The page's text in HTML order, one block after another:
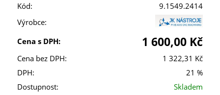
Kód:
9.1549.2414
Výrobce:
Cena s DPH:
1 600,00 Kč
Cena bez DPH:
1 322,31 Kč
DPH:
21 %
Dostupnost:
Skladem